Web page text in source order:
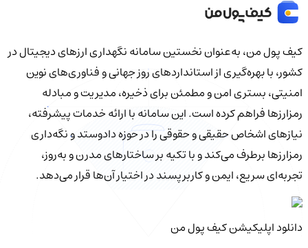
کیف‌ پول من، به‌عنوان نخستین سامانه نگهداری ارزهای دیجیتال در
کشور، با بهره‌گیری از استانداردهای روز جهانی و فناوری‌های نوین
امنیتی، بستری امن و مطمئن برای ذخیره، مدیریت و مبادله
رمزارزها فراهم کرده است. این سامانه با ارائه خدمات پیشرفته،
نیازهای اشخاص حقیقی و حقوقی را در حوزه دادوستد و نگه‌داری
رمزارزها برطرف می‌کند و با تکیه بر ساختارهای مدرن و به‌روز،
تجربه‌ای سریع، ایمن و کاربرپسند در اختیار آن‌ها قرار می‌دهد.
دانلود اپلیکیشن کیف‌ پول من